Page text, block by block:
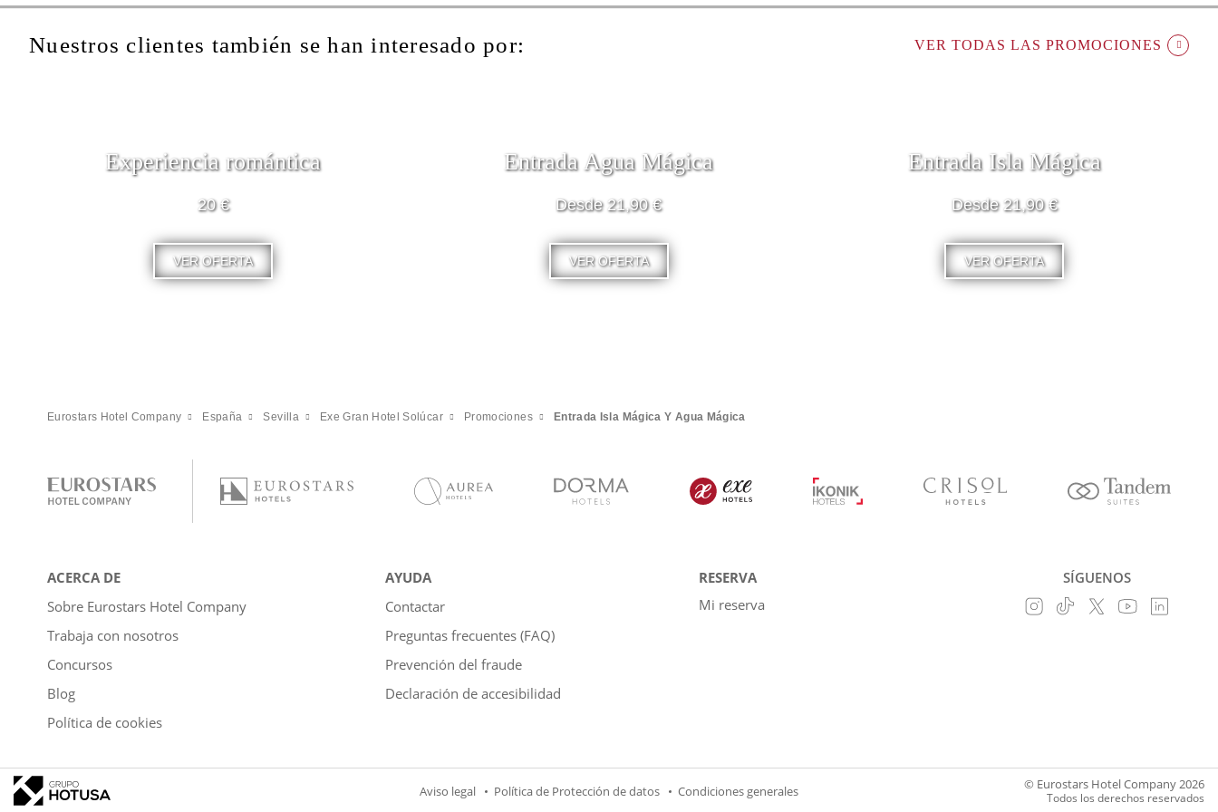
Nuestros clientes también se han interesado por: VER TODAS LAS PROMOCIONES
Experiencia romántica
20 €
VER OFERTA
Entrada Agua Mágica
Desde 21,90 €
VER OFERTA
Entrada Isla Mágica
Desde 21,90 €
VER OFERTA
Eurostars Hotel Company España Sevilla Exe Gran Hotel Solúcar Promociones Entrada Isla Mágica Y Agua Mágica
ACERCA DE
Sobre Eurostars Hotel Company
Trabaja con nosotros
Concursos
Blog
Política de cookies
AYUDA
Contactar
Preguntas frecuentes (FAQ)
Prevención del fraude
Declaración de accesibilidad
RESERVA
Mi reserva
SÍGUENOS
Aviso legal Política de Protección de datos Condiciones generales © Eurostars Hotel Company 2026
Todos los derechos reservados